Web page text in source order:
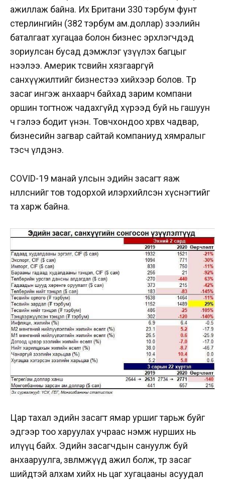
ажиллаж байна. Их Британи 330 тэрбум фунт
стерлингийн (382 тэрбум ам.доллар) зээлийн
баталгаат хугацаа болон бизнес эрхлэгчдэд
зориулсан бусад дэмжлэг үзүүлэх багцыг
нээлээ. Америк төсвийн хязгааргүй
санхүүжилтийг бизнестээ хийхээр болов. Төр
засаг ингэж анхаарч байхад зарим компани
оршин тогтнож чадахгүйд хүрээд буй нь гашуун
ч гэлээ бодит үнэн. Товчхондоо хөрвөх чадвар,
бизнесийн загвар сайтай компаниуд хямралыг
тэсч үлдэнэ.
COVID-19 манай улсын эдийн засагт яаж
нөлөөлснийг тов тодорхой илэрхийлсэн хүснэгтийг
та харж байна.
Цар тахал эдийн засагт ямар уршиг тарьж буйг
эдгээр тоо харуулах учраас нэмж нурших нь
илүүц байх. Эдийн засагчдын сануулж буй
анхааруулга, зөвлөмжүүд ажил болж, төр засаг
шийдтэй алхам хийх нь цаг хугацааны асуудал